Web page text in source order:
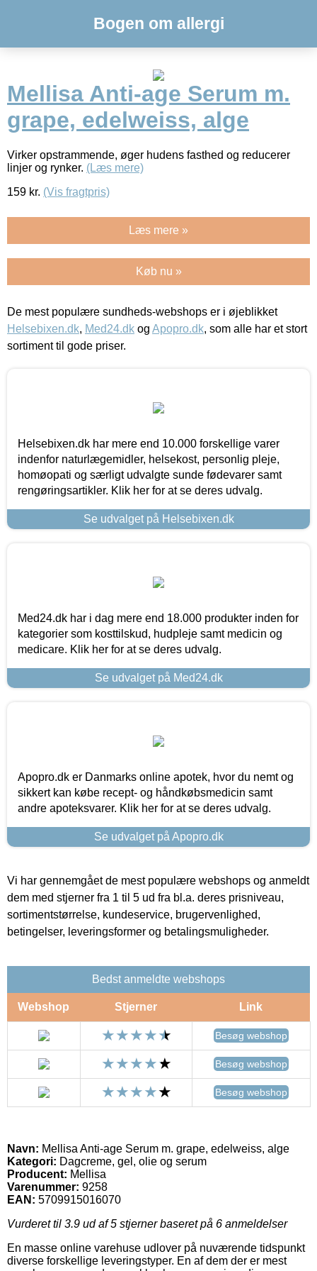
Bogen om allergi
Mellisa Anti-age Serum m.
grape, edelweiss, alge
Virker opstrammende, øger hudens fasthed og reducerer
linjer og rynker. (Læs mere)
159 kr. (Vis fragtpris)
Læs mere »
Køb nu »
De mest populære sundheds-webshops er i øjeblikket
Helsebixen.dk, Med24.dk og Apopro.dk, som alle har et stort
sortiment til gode priser.
Helsebixen.dk har mere end 10.000 forskellige varer
indenfor naturlægemidler, helsekost, personlig pleje,
homøopati og særligt udvalgte sunde fødevarer samt
rengøringsartikler. Klik her for at se deres udvalg.
Se udvalget på Helsebixen.dk
Med24.dk har i dag mere end 18.000 produkter inden for
kategorier som kosttilskud, hudpleje samt medicin og
medicare. Klik her for at se deres udvalg.
Se udvalget på Med24.dk
Apopro.dk er Danmarks online apotek, hvor du nemt og
sikkert kan købe recept- og håndkøbsmedicin samt
andre apoteksvarer. Klik her for at se deres udvalg.
Se udvalget på Apopro.dk
Vi har gennemgået de mest populære webshops og anmeldt
dem med stjerner fra 1 til 5 ud fra bl.a. deres prisniveau,
sortimentstørrelse, kundeservice, brugervenlighed,
betingelser, leveringsformer og betalingsmuligheder.
Bedst anmeldte webshops
Webshop Stjerner Link
Besøg webshop
Besøg webshop
Besøg webshop
Navn: Mellisa Anti-age Serum m. grape, edelweiss, alge
Kategori: Dagcreme, gel, olie og serum
Producent: Mellisa
Varenummer: 9258
EAN: 5709915016070
Vurderet til 3.9 ud af 5 stjerner baseret på 6 anmeldelser
En masse online varehuse udlover på nuværende tidspunkt
diverse forskellige leveringstyper. En af dem der er mest